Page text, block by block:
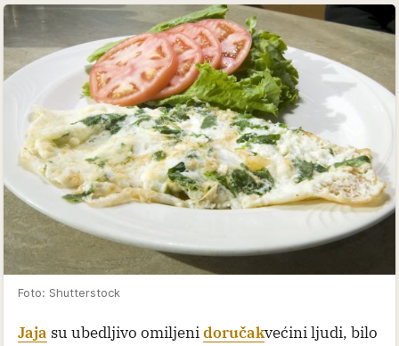
Foto: Shutterstock
Jaja su ubedljivo omiljenidoručakvećini ljudi, bilo